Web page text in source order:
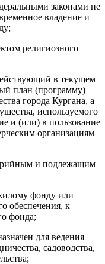
законами не
владение и
религиозного
в текущем
план (программу)
города Кургана, а
используемого
и (или) в пользование
организациям
и подлежащим
фонду или
обеспечения, к
фонда;
для ведения
садоводства,